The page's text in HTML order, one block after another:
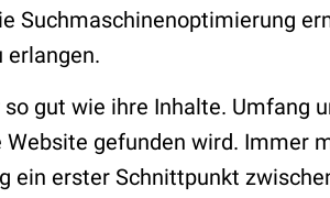
Suchmaschinenoptimierung
erlangen.
gut wie ihre Inhalte. Umfang
Website gefunden wird. Immer
ein erster Schnittpunkt